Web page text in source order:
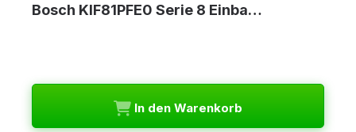
Bosch KIF81PFE0 Serie 8 Einba…
In den Warenkorb